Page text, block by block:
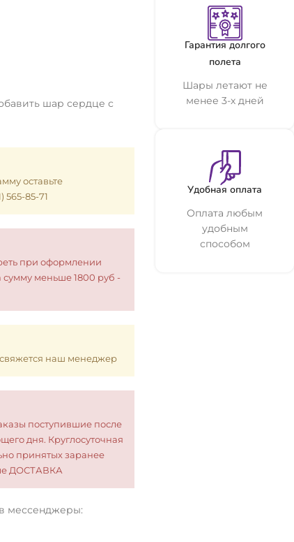
шар сердце с
оставьте
565-85-71
при оформлении
меньше 1800 руб -
свяжется наш менеджер
поступившие после
дня. Круглосуточная
принятых заранее
ДОСТАВКА
мессенджеры:
Гарантия долгого
полета
Шары летают не
менее 3-х дней
Удобная оплата
Оплата любым
удобным
способом